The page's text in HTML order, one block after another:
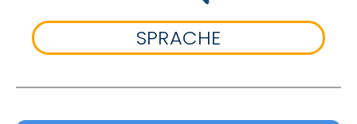
SPRACHE